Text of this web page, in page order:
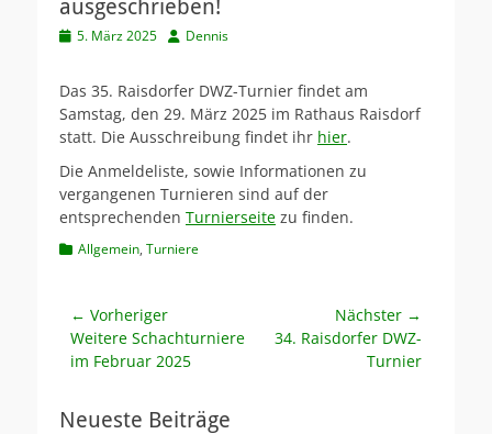
ausgeschrieben!
Veröffentlicht
5. März 2025 AutorDennis
Das 35. Raisdorfer DWZ-Turnier findet am
Samstag, den 29. März 2025 im Rathaus Raisdorf
statt. Die Ausschreibung findet ihr hier.
Die Anmeldeliste, sowie Informationen zu
vergangenen Turnieren sind auf der
entsprechenden Turnierseite zu finden.
Kategorien
Allgemein, Turniere
Beitragsnavigation
← Vorheriger
Vorheriger
Beitrag:
Weitere Schachturniere
im Februar 2025
Nächster →
Nächster
34. Raisdorfer DWZ-
Turnier
Neueste Beiträge